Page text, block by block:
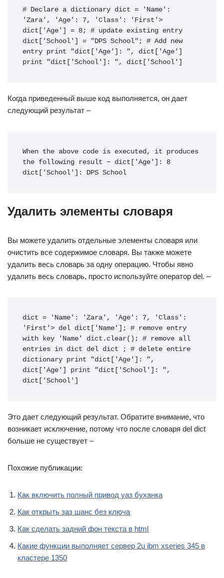
# Declare a dictionary dict = 'Name' :
'Zara' , 'Age' : 7, 'Class' : 'First' >
dict
'Age' = 8;
# update existing entry
dict
'School' = "DPS School" ;
# Add new
entry print "dict['Age']: " , dict 'Age'
print
"dict['School']: " , dict 'School'
Когда приведенный выше код выполняется, он дает
следующий результат –
When the above code is executed, it produces
the following result − dict['Age']: 8
dict['School']: DPS School
Удалить элементы словаря
Вы можете удалить отдельные элементы словаря или
очистить все содержимое словаря. Вы также можете
удалить весь словарь за одну операцию. Чтобы явно
удалить весь словарь, просто используйте оператор del. –
dict = 'Name' : 'Zara' , 'Age' : 7, 'Class' :
'First' > del dict 'Name' ];
# remove entry
with key 'Name'
dict . clear();
# remove all
entries in dict
del dict ;
# delete entire
dictionary print "dict['Age']: " ,
dict
'Age' print "dict['School']: " ,
dict
'School'
Это дает следующий результат. Обратите внимание, что
возникает исключение, потому что после словаря del dict
больше не существует –
Похожие публикации:
Как включить полный привод уаз буханка
Как открыть заз шанс без ключа
Как сделать задний фон текста в html
Какие функции выполняет сервер 2u ibm xseries 345 в
кластере 1350